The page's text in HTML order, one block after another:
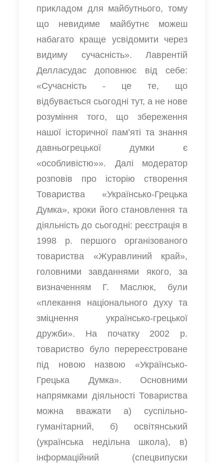
прикладом для майбутнього, тому
що невидиме майбутнє можеш
набагато краще усвідомити через
видиму сучасність». Лаврентій
Делласудас доповнює від себе:
«Сучасність - це те, що
відбувається сьогодні тут, а не нове
розуміння того, що збереження
нашої історичної пам’яті та знання
давньогрецької думки є
«особливістю»». Далі модератор
розповів про історію створення
Товариства «Українсько-Грецька
Думка», кроки його становлення та
діяльність до сьогодні: реєстрація в
1998 р. першого організованого
товариства «Журавлиний край»,
головними завданнями якого, за
визначенням Г. Маслюк, були
«плекання національного духу та
зміцнення українсько-грецької
дружби». На початку 2002 р.
товариство було перереєстроване
під новою назвою «Українсько-
Грецька Думка». Основними
напрямками діяльності Товариства
можна вважати а) суспільно-
гуманітарний, б) освітянський
(українська недільна школа), в)
інформаційний (спецвипуски